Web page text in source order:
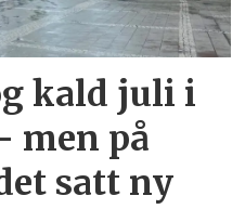
kald juli i
men på
satt ny